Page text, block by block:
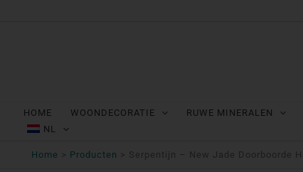
HOME WOONDECORATIE RUWE MINERALEN
NL
Home Producten Serpentijn – New Jade Doorboorde